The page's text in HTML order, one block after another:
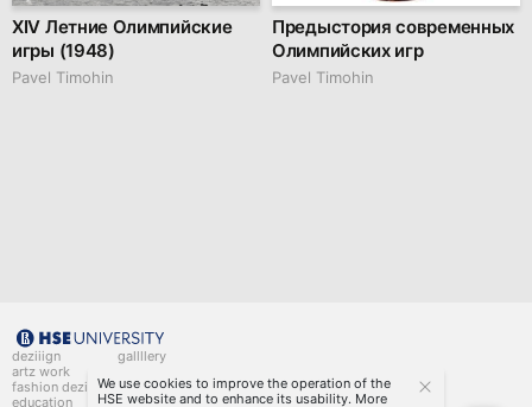
XIV Летние Олимпийские
игры (1948)
Pavel Timohin
Предыстория современных
Олимпийских игр
Pavel Timohin
deziiign
artz work
fashion deziiign
education
gallllery
kiiids.art
We use cookies to improve the operation of the
HSE website and to enhance its usability. More